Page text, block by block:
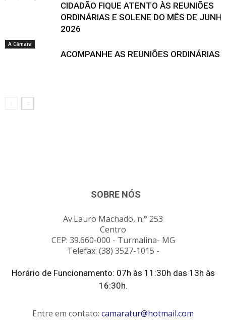
CIDADÃO FIQUE ATENTO ÀS REUNIÕES
ORDINÁRIAS E SOLENE DO MÊS DE
2026
A Câmara
ACOMPANHE AS REUNIÕES ORDINÁRIAS
SOBRE NÓS
Av.Lauro Machado, n.° 253
Centro
CEP: 39.660-000 - Turmalina- MG
Telefax: (38) 3527-1015 -
Horário de Funcionamento: 07h às 11:30h das 13h às
16:30h.
Entre em contato: camaratur@hotmail.com